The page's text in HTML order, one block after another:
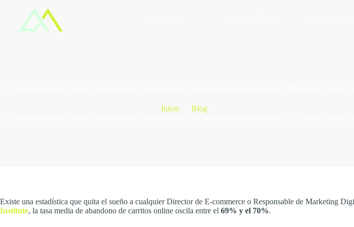
contenido
Inicio
Blog
Existe una estadística que quita el sueño a cualquier Director de E-commerce o Responsable de Marketing
Institute, la tasa media de abandono de carritos online oscila entre el 69% y el 70%.